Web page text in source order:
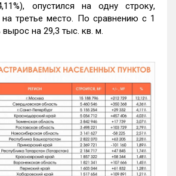
опустился на одну строку,
на третье место. По сравнению с 1
на 29,3 тыс. кв. м.